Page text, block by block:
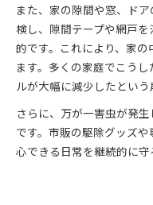
また、家の隙間や窓、ド
検し、隙間テープや網戸
的です。これにより、家
ます。多くの家庭でこう
ルが大幅に減少したという
さらに、万が一害虫が発
です。市販の駆除グッズ
心できる日常を継続的に守